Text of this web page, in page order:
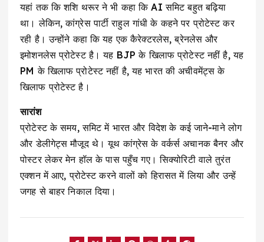
यहां तक कि शशि थरूर ने भी कहा कि AI समिट बहुत बढ़िया
था। लेकिन, कांग्रेस पार्टी राहुल गांधी के कहने पर प्रोटेस्ट कर
रही है। उन्होंने कहा कि यह एक कैरेक्टरलेस, ब्रेनलेस और
इमोशनलेस प्रोटेस्ट है। यह BJP के खिलाफ प्रोटेस्ट नहीं है, यह
PM के खिलाफ प्रोटेस्ट नहीं है, यह भारत की अचीवमेंट्स के
खिलाफ प्रोटेस्ट है।
सारांश
प्रोटेस्ट के समय, समिट में भारत और विदेश के कई जाने-माने लोग
और डेलीगेट्स मौजूद थे। यूथ कांग्रेस के वर्कर्स अचानक बैनर और
पोस्टर लेकर मेन हॉल के पास पहुँच गए। सिक्योरिटी वाले तुरंत
एक्शन में आए, प्रोटेस्ट करने वालों को हिरासत में लिया और उन्हें
जगह से बाहर निकाल दिया।